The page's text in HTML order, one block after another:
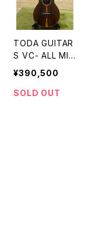
TODA GUITAR
S VC- ALL MIL
O No.761
¥390,500
SOLD OUT